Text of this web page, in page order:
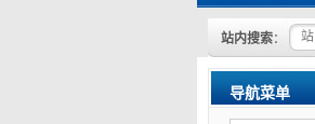
站内搜索：
导航菜单